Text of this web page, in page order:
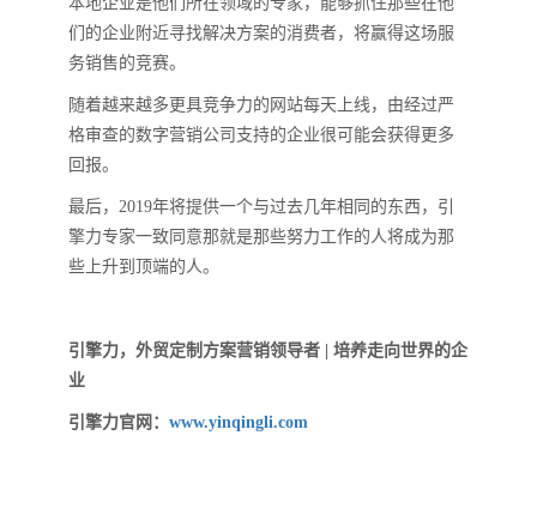
们的企业附近寻找解决方案的消费者，将赢得这场服
务销售的竞赛。
随着越来越多更具竞争力的网站每天上线，由经过严
格审查的数字营销公司支持的企业很可能会获得更多
回报。
最后，2019年将提供一个与过去几年相同的东西，引
擎力专家一致同意那就是那些努力工作的人将成为那
些上升到顶端的人。
引擎力，外贸定制方案营销领导者 | 培养走向世界的企
业
引擎力官网： www.yinqingli.com